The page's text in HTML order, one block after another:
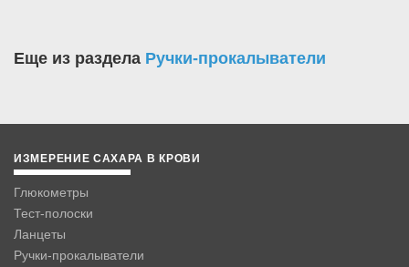
Еще из раздела Ручки-прокалыватели
ИЗМЕРЕНИЕ САХАРА В КРОВИ
Глюкометры
Тест-полоски
Ланцеты
Ручки-прокалыватели